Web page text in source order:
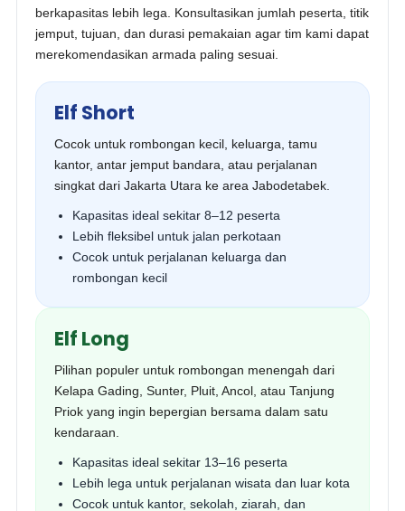
berkapasitas lebih lega. Konsultasikan jumlah peserta, titik
jemput, tujuan, dan durasi pemakaian agar tim kami dapat
merekomendasikan armada paling sesuai.
Elf Short
Cocok untuk rombongan kecil, keluarga, tamu
kantor, antar jemput bandara, atau perjalanan
singkat dari Jakarta Utara ke area Jabodetabek.
Kapasitas ideal sekitar 8–12 peserta
Lebih fleksibel untuk jalan perkotaan
Cocok untuk perjalanan keluarga dan
rombongan kecil
Elf Long
Pilihan populer untuk rombongan menengah dari
Kelapa Gading, Sunter, Pluit, Ancol, atau Tanjung
Priok yang ingin bepergian bersama dalam satu
kendaraan.
Kapasitas ideal sekitar 13–16 peserta
Lebih lega untuk perjalanan wisata dan luar kota
Cocok untuk kantor, sekolah, ziarah, dan